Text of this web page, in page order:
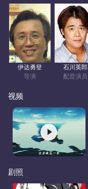
含集数 671~678
伊达勇登
导演
石川英郎
配音演员
视频
剧照